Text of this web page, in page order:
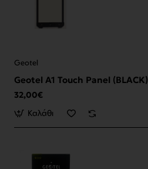
Geotel
Geotel A1 Touch Panel (BLACK)
32,00€
Καλάθι